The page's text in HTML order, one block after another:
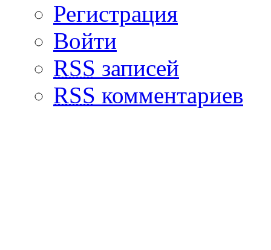
Регистрация
Войти
RSS записей
RSS комментариев